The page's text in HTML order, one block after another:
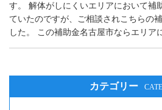
す。 解体がしにくいエリアにおいて補
ていたのですが、ご相談されこちらの
した。 この補助金名古屋市ならエリ
カテゴリー